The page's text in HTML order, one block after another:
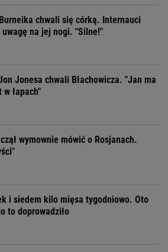
chwali się córką. Internauci
na jej nogi. "Silne!"
Jonesa chwali Błachowicza. "Jan ma
łapach"
wymownie mówić o Rosjanach.
i siedem kilo mięsa tygodniowo. Oto
to doprowadziło